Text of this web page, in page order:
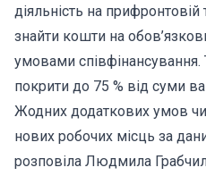
діяльність на
знайти кошти на
умовами співфінансування.
покрити до 75 % від суми
Жодних додаткових умов
нових робочих місць за
розповіла Людмила